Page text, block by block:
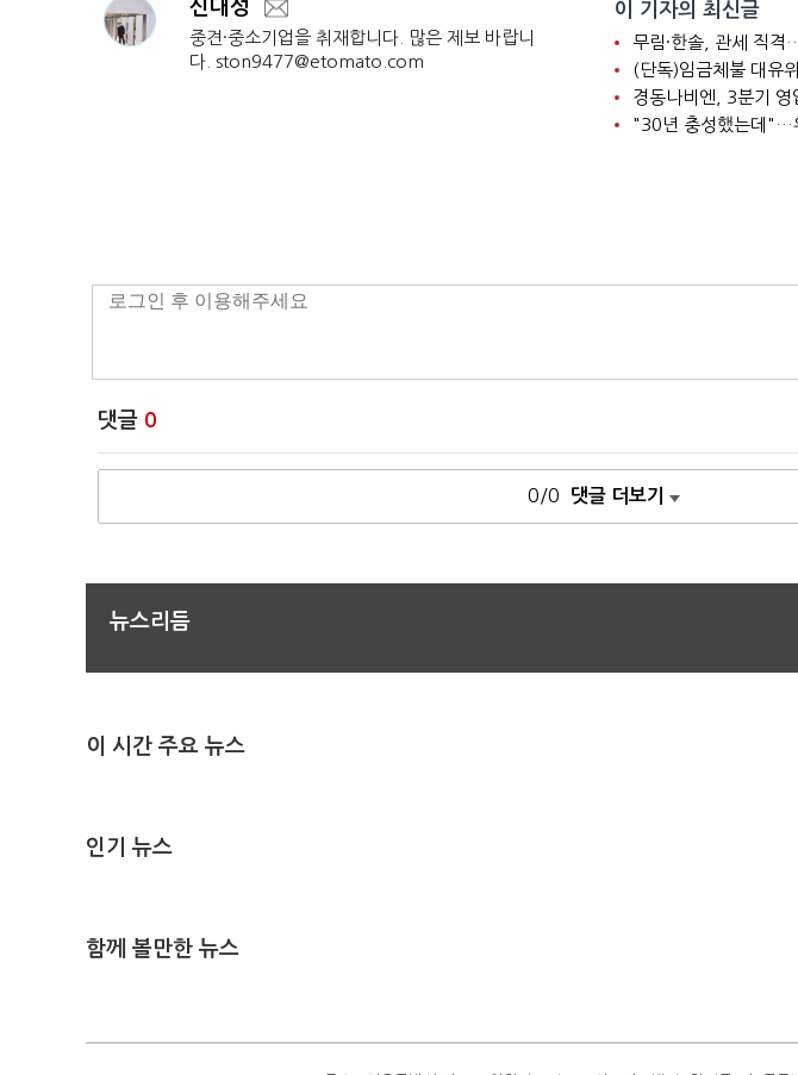
신대성
중견·중소기업을 취재합니다. 많은 제보 바랍니
다. ston9477@etomato.com
이 기자의 최신글
무림·한솔, 관세 직격
(단독)임금체불 대유
경동나비엔, 3분기
"30년 충성했는데"…
댓글 0
0/0 댓글 더보기
뉴스리듬
이 시간 주요 뉴스
인기 뉴스
함께 볼만한 뉴스